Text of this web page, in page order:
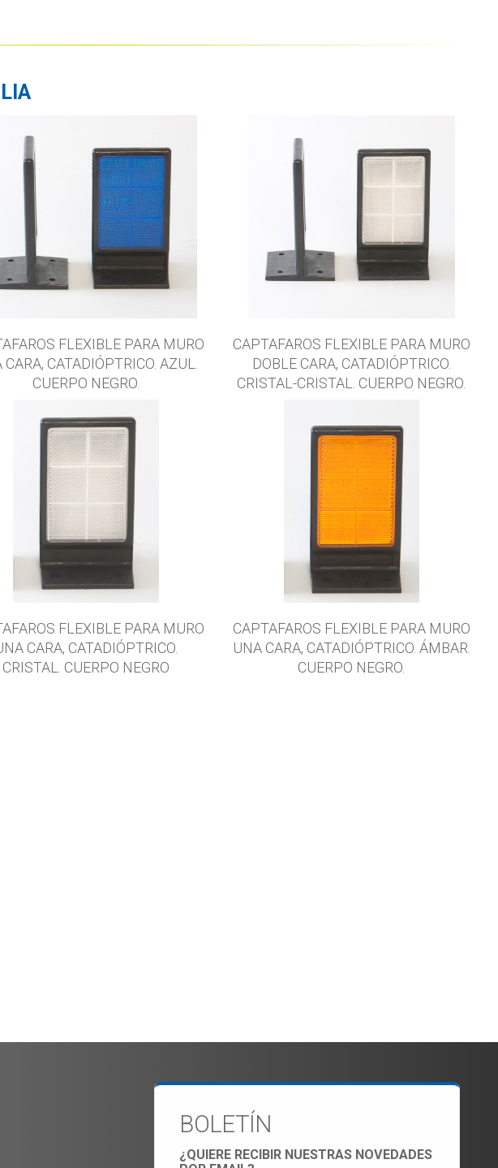
FLEXIBLE PARA MURO
CARA, CATADIÓPTRICO. AZUL.
CUERPO NEGRO.
CAPTAFAROS FLEXIBLE PARA MURO
DOBLE CARA, CATADIÓPTRICO.
CRISTAL-CRISTAL. CUERPO NEGRO.
FLEXIBLE PARA MURO
CARA, CATADIÓPTRICO.
CRISTAL. CUERPO NEGRO
CAPTAFAROS FLEXIBLE PARA MURO
UNA CARA, CATADIÓPTRICO. ÁMBAR.
CUERPO NEGRO.
BOLETÍN
¿QUIERE RECIBIR NUESTRAS NOVEDADES